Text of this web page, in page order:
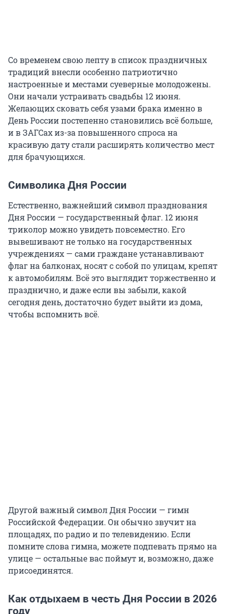
Со временем свою лепту в список праздничных
традиций внесли особенно патриотично
настроенные и местами суеверные молодожены.
Они начали устраивать свадьбы 12 июня.
Желающих сковать себя узами брака именно в
День России постепенно становились всё больше,
и в ЗАГСах из-за повышенного спроса на
красивую дату стали расширять количество мест
для брачующихся.
Символика Дня России
Естественно, важнейший символ празднования
Дня России — государственный флаг. 12 июня
триколор можно увидеть повсеместно. Его
вывешивают не только на государственных
учреждениях — сами граждане устанавливают
флаг на балконах, носят с собой по улицам, крепят
к автомобилям. Всё это выглядит торжественно и
празднично, и даже если вы забыли, какой
сегодня день, достаточно будет выйти из дома,
чтобы вспомнить всё.
Другой важный символ Дня России — гимн
Российской Федерации. Он обычно звучит на
площадях, по радио и по телевидению. Если
помните слова гимна, можете подпевать прямо на
улице — остальные вас поймут и, возможно, даже
присоединятся.
Как отдыхаем в честь Дня России в 2026
году